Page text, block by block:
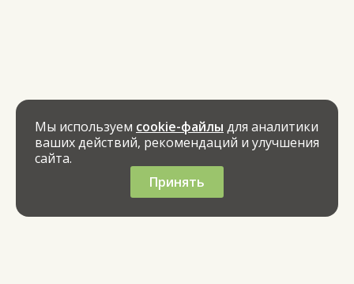
Мы используем cookie-файлы для аналитики
ваших действий, рекомендаций и улучшения
сайта.
Принять